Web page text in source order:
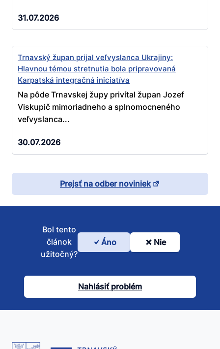
31.07.2026
Trnavský župan prijal veľvyslanca Ukrajiny:
Hlavnou témou stretnutia bola pripravovaná
Karpatská integračná iniciatíva
Na pôde Trnavskej župy privítal župan Jozef
Viskupič mimoriadneho a splnomocneného
veľvyslanca...
30.07.2026
Prejsť na odber noviniek
Bol
článok
užitočný?
Bol tento
článok
užitočný?
Áno Nie
Nahlásiť problém